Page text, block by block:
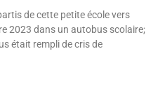
de cette petite école vers
2023 dans un autobus scolaire;
était rempli de cris de